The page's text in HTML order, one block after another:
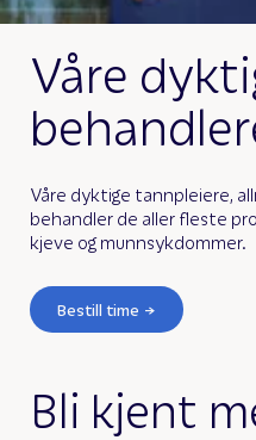
Våre
Våre dyktige tannpleiere,
behandler de aller fleste
kjeve og munnsykdommer.
Bestill time
Bli kjent